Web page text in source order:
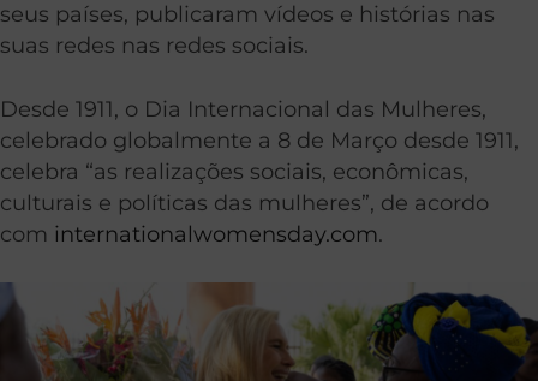
seus países, publicaram vídeos e histórias nas
suas redes nas redes sociais.
Desde 1911, o Dia Internacional das Mulheres,
celebrado globalmente a 8 de Março desde 1911,
celebra “as realizações sociais, econômicas,
culturais e políticas das mulheres”, de acordo
com internationalwomensday.com.